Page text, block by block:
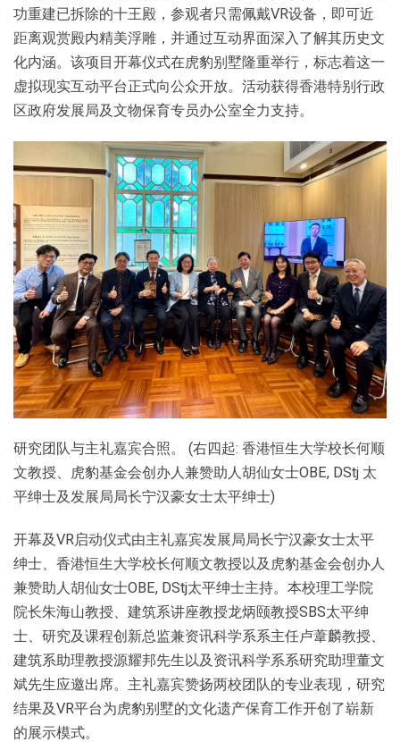
功重建已拆除的十王殿，参观者只需佩戴VR设备，即可近
距离观赏殿内精美浮雕，并通过互动界面深入了解其历史文
化内涵。该项目开幕仪式在虎豹别墅隆重举行，标志着这一
虚拟现实互动平台正式向公众开放。活动获得香港特别行政
区政府发展局及文物保育专员办公室全力支持。
研究团队与主礼嘉宾合照。 (右四起: 香港恒生大学校长何顺
文教授、虎豹基金会创办人兼赞助人胡仙女士OBE, DStj 太
平绅士及发展局局长宁汉豪女士太平绅士)
开幕及VR启动仪式由主礼嘉宾发展局局长宁汉豪女士太平
绅士、香港恒生大学校长何顺文教授以及虎豹基金会创办人
兼赞助人胡仙女士OBE, DStj太平绅士主持。本校理工学院
院长朱海山教授、建筑系讲座教授龙炳颐教授SBS太平绅
士、研究及课程创新总监兼资讯科学系系主任卢葦麟教授、
建筑系助理教授源耀邦先生以及资讯科学系系研究助理董文
斌先生应邀出席。主礼嘉宾赞扬两校团队的专业表现，研究
结果及VR平台为虎豹别墅的文化遗产保育工作开创了崭新
的展示模式。